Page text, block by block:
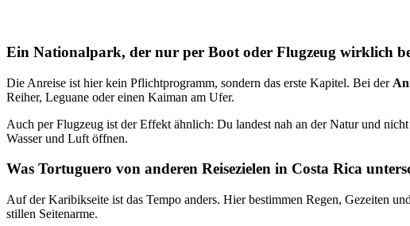
Ein Nationalpark, der nur per Boot oder Flugzeug wirklich
Die Anreise ist hier kein Pflichtprogramm, sondern das erste Kapitel. Bei der
Reiher, Leguane oder einen Kaiman am Ufer.
Auch per Flugzeug ist der Effekt ähnlich: Du landest nah an der Natur und
Wasser und Luft öffnen.
Was Tortuguero von anderen Reisezielen in Costa Rica
Auf der Karibikseite ist das Tempo anders. Hier bestimmen Regen, Gezeiten
stillen Seitenarme.